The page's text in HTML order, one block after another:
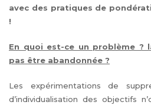
avec des pratiques de
!
En quoi est-ce un problème ?
pas être abandonnée ?
Les expérimentations de
d’individualisation des objectifs